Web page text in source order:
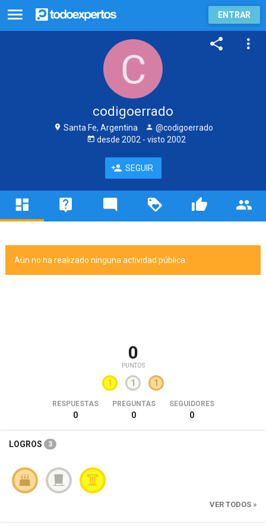
ENTRAR
codigoerrado
Santa Fe, Argentina
@codigoerrado
desde 2002 - visto 2002
SEGUIR
Aún no ha realizado ninguna actividad pública.
0
PUNTOS
1 1 1
RESPUESTAS
0
PREGUNTAS
0
SEGUIDORES
0
LOGROS 3
VER TODOS »